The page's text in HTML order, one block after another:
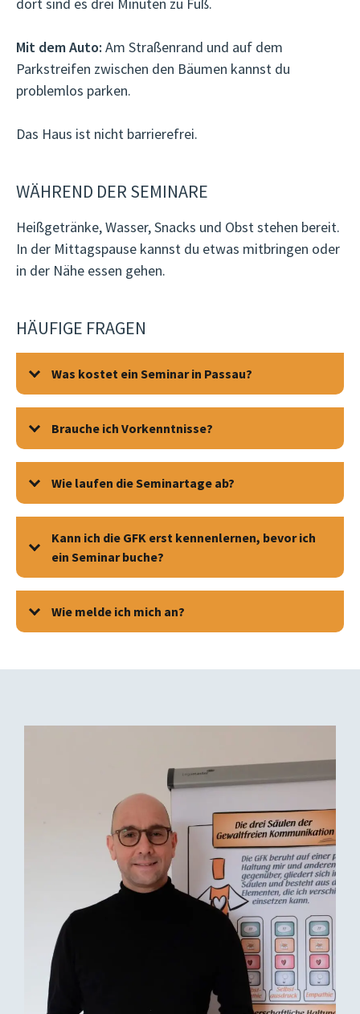
dort sind es drei Minuten zu Fuß.
Mit dem Auto: Am Straßenrand und auf dem
Parkstreifen zwischen den Bäumen kannst du
problemlos parken.
Das Haus ist nicht barrierefrei.
WÄHREND DER SEMINARE
Heißgetränke, Wasser, Snacks und Obst stehen bereit.
In der Mittagspause kannst du etwas mitbringen oder
in der Nähe essen gehen.
HÄUFIGE FRAGEN
Was kostet ein Seminar in Passau?
Brauche ich Vorkenntnisse?
Wie laufen die Seminartage ab?
Kann ich die GFK erst kennenlernen, bevor ich
ein Seminar buche?
Wie melde ich mich an?